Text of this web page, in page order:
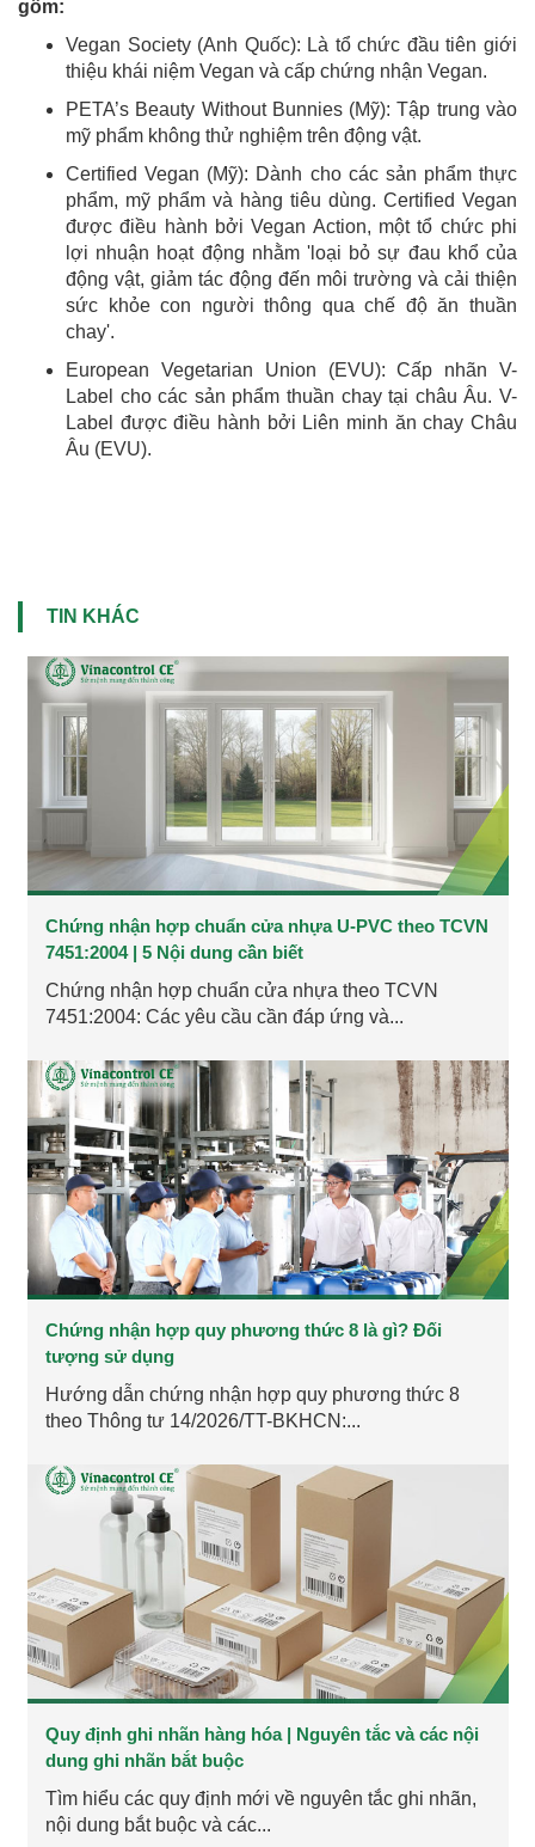
gồm:
Vegan Society (Anh Quốc): Là tổ chức đầu tiên giới
thiệu khái niệm Vegan và cấp chứng nhận Vegan.
PETA’s Beauty Without Bunnies (Mỹ): Tập trung vào
mỹ phẩm không thử nghiệm trên động vật.
Certified Vegan (Mỹ): Dành cho các sản phẩm thực
phẩm, mỹ phẩm và hàng tiêu dùng. Certified Vegan
được điều hành bởi Vegan Action, một tổ chức phi
lợi nhuận hoạt động nhằm 'loại bỏ sự đau khổ của
động vật, giảm tác động đến môi trường và cải thiện
sức khỏe con người thông qua chế độ ăn thuần
chay'.
European Vegetarian Union (EVU): Cấp nhãn V-
Label cho các sản phẩm thuần chay tại châu Âu. V-
Label được điều hành bởi Liên minh ăn chay Châu
Âu (EVU).
TIN KHÁC
Chứng nhận hợp chuẩn cửa nhựa U-PVC theo TCVN
7451:2004 | 5 Nội dung cần biết
Chứng nhận hợp chuẩn cửa nhựa theo TCVN
7451:2004: Các yêu cầu cần đáp ứng và...
Chứng nhận hợp quy phương thức 8 là gì? Đối
tượng sử dụng
Hướng dẫn chứng nhận hợp quy phương thức 8
theo Thông tư 14/2026/TT-BKHCN:...
Quy định ghi nhãn hàng hóa | Nguyên tắc và các nội
dung ghi nhãn bắt buộc
Tìm hiểu các quy định mới về nguyên tắc ghi nhãn,
nội dung bắt buộc và các...